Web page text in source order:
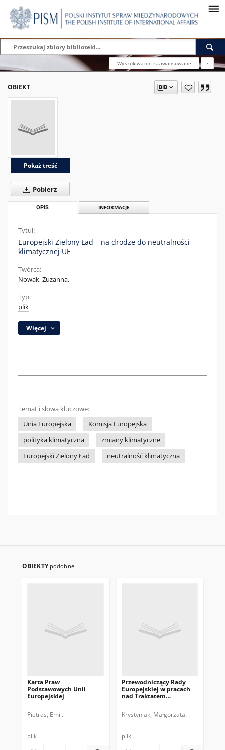
Wyszukiwanie zaawansowane ?
OBIEKT
Pokaż treść
Pobierz
OPIS INFORMACJE
Tytuł:
Europejski Zielony Ład – na drodze do neutralności
klimatycznej UE
Twórca:
Nowak, Zuzanna.
Typ:
plik
Więcej
Temat i słowa kluczowe:
Unia Europejska
Komisja Europejska
polityka klimatyczna
zmiany klimatyczne
Europejski Zielony Ład
neutralność klimatyczna
OBIEKTY podobne
Karta Praw
Podstawowych Unii
Europejskiej
Pietras, Emil.
plik
Przewodniczący Rady
Europejskiej w pracach
nad Traktatem
Krystyniak, Małgorzata.
plik